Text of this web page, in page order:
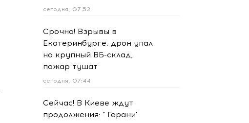
сегодня, 07:52
Срочно! Взрывы в
Екатеринбурге: дрон упал
на крупный ВБ-склад,
пожар тушат
сегодня, 07:44
Сейчас! В Киеве ждут
продолжения: " Герани"